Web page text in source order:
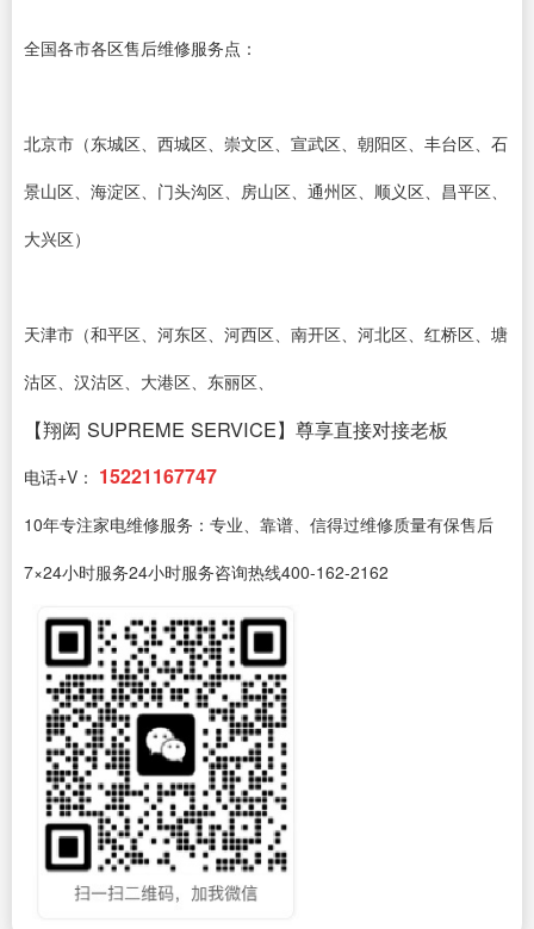
全国各市各区售后维修服务点：
北京市（东城区、西城区、崇文区、宣武区、朝阳区、丰台区、石
景山区、海淀区、门头沟区、房山区、通州区、顺义区、昌平区、
大兴区）
天津市（和平区、河东区、河西区、南开区、河北区、红桥区、塘
沽区、汉沽区、大港区、东丽区、
【翔闳 SUPREME SERVICE】尊享直接对接老板
电话+V： 15221167747
10年专注家电维修服务：专业、靠谱、信得过维修质量有保售后
7×24小时服务24小时服务咨询热线400-162-2162